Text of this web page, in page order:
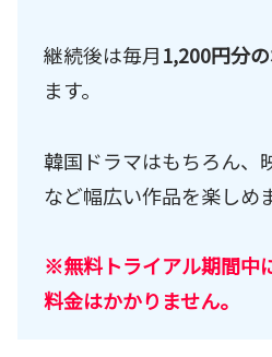
継続後は毎月1,200円分
ます。
韓国ドラマはもちろん、
など幅広い作品を楽しめ
※無料トライアル期間中
料金はかかりません。